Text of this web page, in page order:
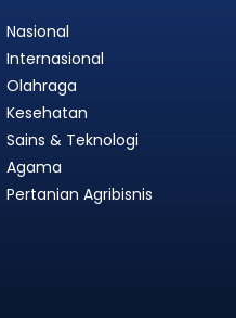
Nasional
Internasional
Olahraga
Kesehatan
Sains & Teknologi
Agama
Pertanian Agribisnis